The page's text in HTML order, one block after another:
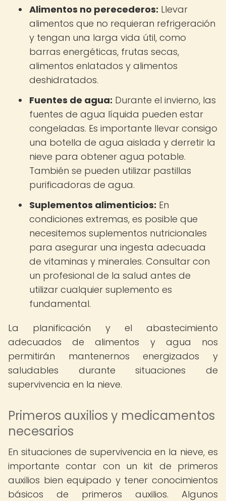
Alimentos no perecederos: Llevar
alimentos que no requieran refrigeración
y tengan una larga vida útil, como
barras energéticas, frutas secas,
alimentos enlatados y alimentos
deshidratados.
Fuentes de agua: Durante el invierno, las
fuentes de agua líquida pueden estar
congeladas. Es importante llevar consigo
una botella de agua aislada y derretir la
nieve para obtener agua potable.
También se pueden utilizar pastillas
purificadoras de agua.
Suplementos alimenticios: En
condiciones extremas, es posible que
necesitemos suplementos nutricionales
para asegurar una ingesta adecuada
de vitaminas y minerales. Consultar con
un profesional de la salud antes de
utilizar cualquier suplemento es
fundamental.
La planificación y el abastecimiento
adecuados de alimentos y agua nos
permitirán mantenernos energizados y
saludables durante situaciones de
supervivencia en la nieve.
Primeros auxilios y medicamentos
necesarios
En situaciones de supervivencia en la nieve, es
importante contar con un kit de primeros
auxilios bien equipado y tener conocimientos
básicos de primeros auxilios. Algunos